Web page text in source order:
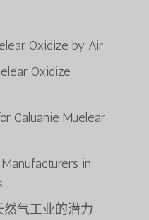
Oxidize by Air
Oxidize
Caluanie Muelear
in
气工业的潜力
Deutsch (Sie)